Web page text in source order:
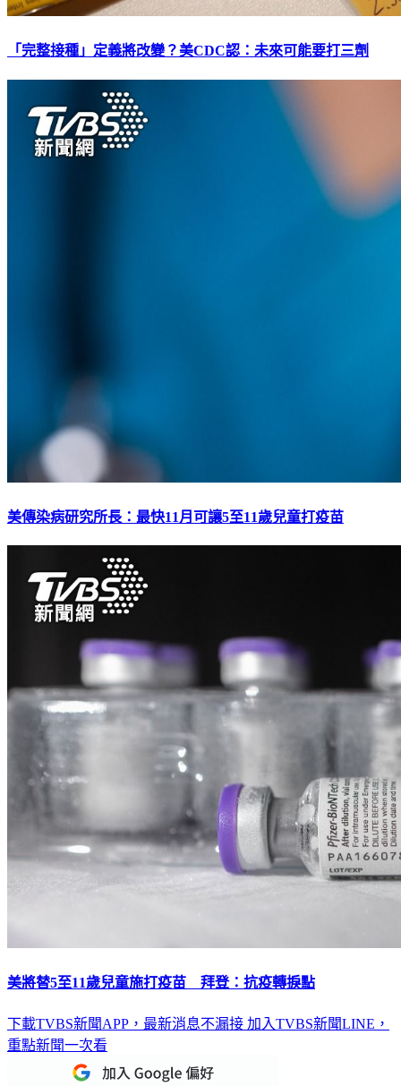
「完整接種」定義將改變？美CDC認：未來可能要打三劑
美傳染病研究所長：最快11月可讓5至11歲兒童打疫苗
美將替5至11歲兒童施打疫苗 拜登：抗疫轉捩點
下載TVBS新聞APP，最新消息不漏接 加入TVBS新聞LINE，
重點新聞一次看